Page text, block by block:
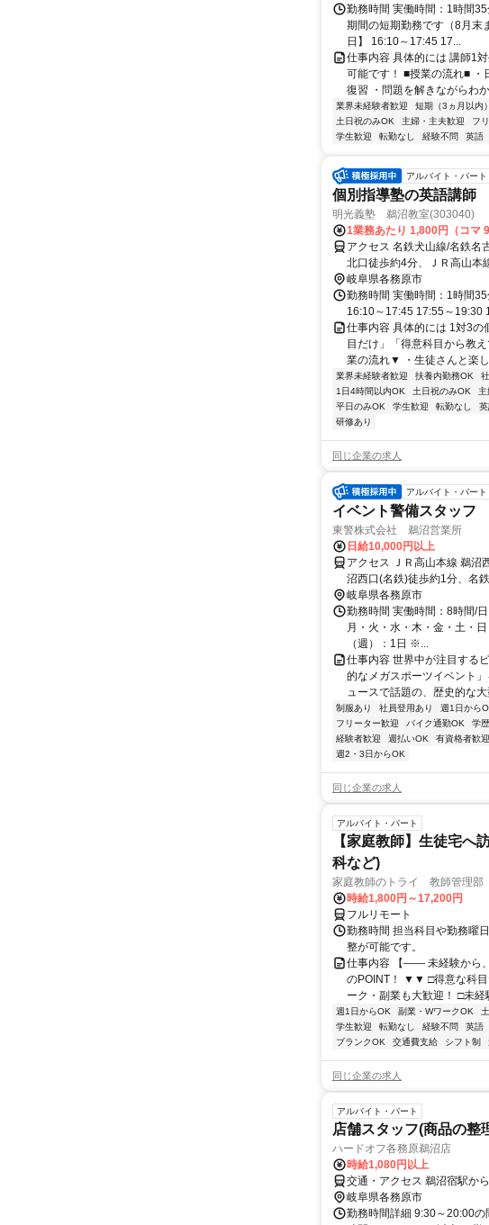
勤務時間 実働時間：1時間
期間の短期勤務です（8月末
日】 16:10～17:45 17...
仕事内容 具体的には 講師1
可能です！ ■授業の流れ■ ・
復習 ・問題を解きながらわ
業界未経験者歓迎 短期（3ヵ月以内）
土日祝のみOK
主婦・主夫歓迎 フ
学生歓迎
転勤なし 経験不問 英語
アルバイト・パート
個別指導塾の英語講師
明光義塾 鵜沼教室(303040)
1業務あたり 1,800円（コマ
アクセス 名鉄犬山線/名鉄名
北口徒歩約4分、ＪＲ高山本
岐阜県各務原市
勤務時間 実働時間：1時間
16:10～17:45 17:55～19:30
仕事内容 具体的には 1対3の
目だけ」「得意科目から教
業の流れ▼ ・生徒さんと楽
業界未経験者歓迎 扶養内勤務OK
1日4時間以内OK
土日祝のみOK
平日のみOK
学生歓迎 転勤なし
研修あり
同じ企業の求人
アルバイト・パート
イベント警備スタッフ
東警株式会社 鵜沼営業所
日給10,000円以上
アクセス ＪＲ高山本線 鵜沼
沼西口(名鉄)徒歩約1分、名
岐阜県各務原市
勤務時間 実働時間：8時間/
月・火・水・木・金・土・
（週）：1日 ※...
仕事内容 世界中が注目する
的なメガスポーツイベント
ュースで話題の、歴史的な
制服あり 社員登用あり 週1日から
フリーター歓迎
バイク通勤OK 学
経験者歓迎
週払いOK 有資格者歓迎
週2・3日からOK
同じ企業の求人
アルバイト・パート
【家庭教師】生徒宅へ
科など)
家庭教師のトライ 教師管理部
時給1,800円～17,200円
フルリモート
勤務時間 担当科目や勤務曜
整が可能です。
仕事内容 【―― 未経験から
のPOINT！ ▼▼ □得意な科目
ーク・副業も大歓迎！ □未経
週1日からOK 副業・WワークOK
学生歓迎
転勤なし 経験不問 英語
ブランクOK
交通費支給 シフト制
同じ企業の求人
アルバイト・パート
店舗スタッフ(商品の整
ハードオフ各務原鵜沼店
時給1,080円以上
交通・アクセス 鵜沼宿駅か
岐阜県各務原市
勤務時間詳細 9:30～20:00